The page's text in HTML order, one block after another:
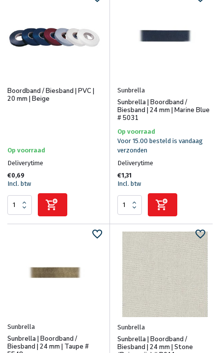
Boordband / Biesband | PVC |
20 mm | Beige
Op voorraad
Deliverytime
€0,69
Incl. btw
Sunbrella
Sunbrella | Boordband /
Biesband | 24 mm | Marine Blue
# 5031
Op voorraad
Voor 15.00 besteld is vandaag
verzonden
Deliverytime
€1,31
Incl. btw
Sunbrella
Sunbrella | Boordband /
Biesband | 24 mm | Taupe #
Sunbrella
Sunbrella | Boordband /
Biesband | 24 mm | Stone